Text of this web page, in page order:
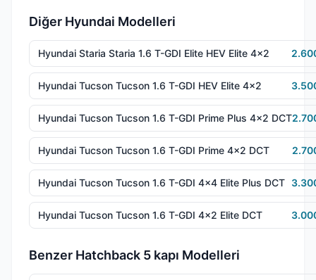
Diğer Hyundai Modelleri
Hyundai Staria Staria 1.6 T-GDI Elite HEV Elite 4x2
Hyundai Tucson Tucson 1.6 T-GDI HEV Elite 4x2
Hyundai Tucson Tucson 1.6 T-GDI Prime Plus 4x2 DCT
Hyundai Tucson Tucson 1.6 T-GDI Prime 4x2 DCT
Hyundai Tucson Tucson 1.6 T-GDI 4x4 Elite Plus DCT
Hyundai Tucson Tucson 1.6 T-GDI 4x2 Elite DCT
Benzer Hatchback 5 kapı Modelleri